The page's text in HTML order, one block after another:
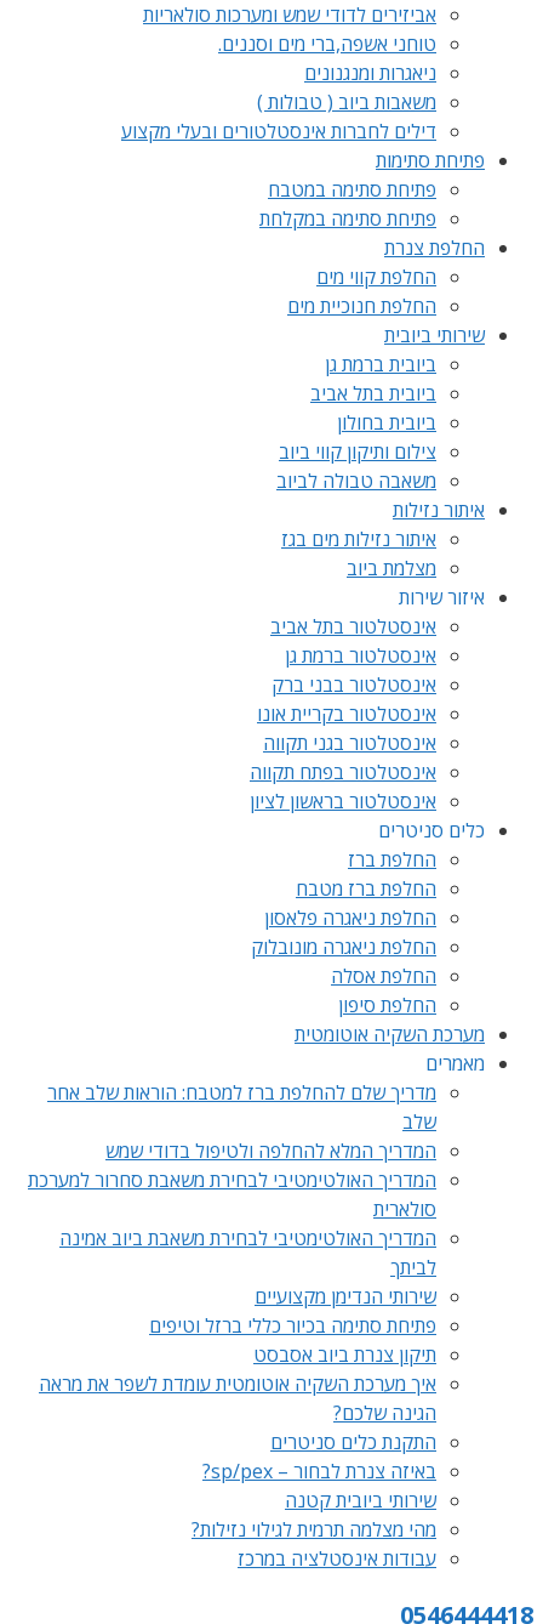
אביזירים לדודי שמש ומערכות סולאריות
טוחני אשפה,ברי מים וסננים.
ניאגרות ומנגנונים
משאבות ביוב ( טבולות )
דילים לחברות אינסטלטורים ובעלי מקצוע
פתיחת סתימות
פתיחת סתימה במטבח
פתיחת סתימה במקלחת
החלפת צנרת
החלפת קווי מים
החלפת חנוכיית מים
שירותי ביובית
ביובית ברמת גן
ביובית בתל אביב
ביובית בחולון
צילום ותיקון קווי ביוב
משאבה טבולה לביוב
איתור נזילות
איתור נזילות מים בגז
מצלמת ביוב
איזור שירות
אינסטלטור בתל אביב
אינסטלטור ברמת גן
אינסטלטור בבני ברק
אינסטלטור בקריית אונו
אינסטלטור בגני תקווה
אינסטלטור בפתח תקווה
אינסטלטור בראשון לציון
כלים סניטרים
החלפת ברז
החלפת ברז מטבח
החלפת ניאגרה פלאסון
החלפת ניאגרה מונובלוק
החלפת אסלה
החלפת סיפון
מערכת השקיה אוטומטית
מאמרים
מדריך שלם להחלפת ברז למטבח: הוראות שלב אחר
שלב
המדריך המלא להחלפה ולטיפול בדודי שמש
המדריך האולטימטיבי לבחירת משאבת סחרור למערכת
סולארית
המדריך האולטימטיבי לבחירת משאבת ביוב אמינה
לביתך
שירותי הנדימן מקצועיים
פתיחת סתימה בכיור כללי ברזל וטיפים
תיקון צנרת ביוב אסבסט
איך מערכת השקיה אוטומטית עומדת לשפר את מראה
הגינה שלכם?
התקנת כלים סניטרים
באיזה צנרת לבחור – sp/pex?
שירותי ביובית קטנה
מהי מצלמה תרמית לגילוי נזילות?
עבודות אינסטלציה במרכז
0546444418